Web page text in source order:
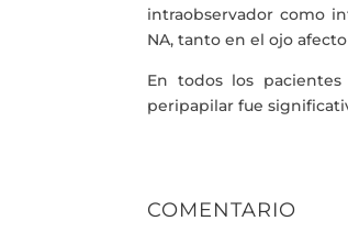
intraobservador como
NA, tanto en el ojo
En todos los
peripapilar fue
COMENTARIO